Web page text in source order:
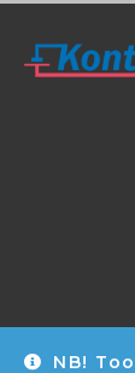
NB!